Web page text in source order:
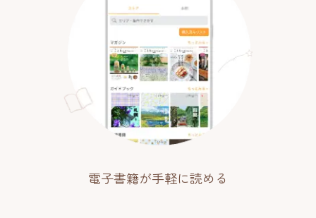
電子書籍が手軽に読める